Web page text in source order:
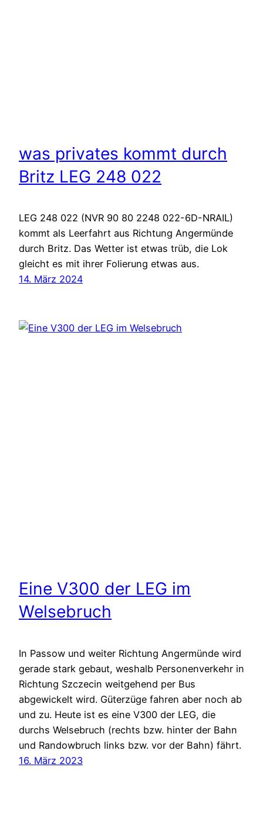
was privates kommt durch
Britz LEG 248 022
LEG 248 022 (NVR 90 80 2248 022-6D-NRAIL)
kommt als Leerfahrt aus Richtung Angermünde
durch Britz. Das Wetter ist etwas trüb, die Lok
gleicht es mit ihrer Folierung etwas aus.
14. März 2024
Eine V300 der LEG im
Welsebruch
In Passow und weiter Richtung Angermünde wird
gerade stark gebaut, weshalb Personenverkehr in
Richtung Szczecin weitgehend per Bus
abgewickelt wird. Güterzüge fahren aber noch ab
und zu. Heute ist es eine V300 der LEG, die
durchs Welsebruch (rechts bzw. hinter der Bahn
und Randowbruch links bzw. vor der Bahn) fährt.
16. März 2023